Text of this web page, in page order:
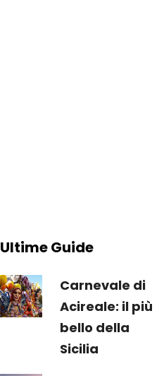
Ultime Guide
Carnevale di
Acireale: il più
bello della
Sicilia